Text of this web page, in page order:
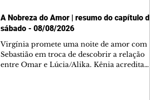
A Nobreza do Amor | resumo do capítulo de
sábado - 08/08/2026
Virgínia promete uma noite de amor com
Sebastião em troca de descobrir a relação
entre Omar e Lúcia/Alika. Kênia acredita